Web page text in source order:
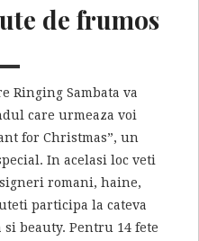
de frumos
Ringing Sambata va
care urmeaza voi
for Christmas”, un
In acelasi loc veti
romani, haine,
participa la cateva
beauty. Pentru 14 fete